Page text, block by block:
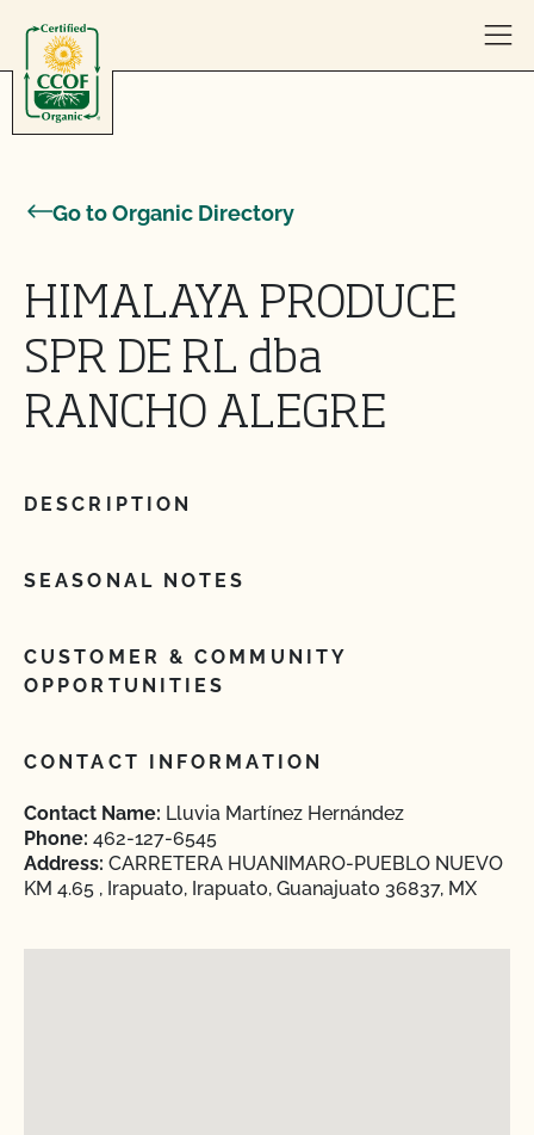
Go to Organic Directory
HIMALAYA PRODUCE
SPR DE RL dba
RANCHO ALEGRE
DESCRIPTION
SEASONAL NOTES
CUSTOMER & COMMUNITY
OPPORTUNITIES
CONTACT INFORMATION
Contact Name: Lluvia Martínez Hernández
Phone: 462-127-6545
Address: CARRETERA HUANIMARO-PUEBLO NUEVO
KM 4.65 , Irapuato, Irapuato, Guanajuato 36837, MX